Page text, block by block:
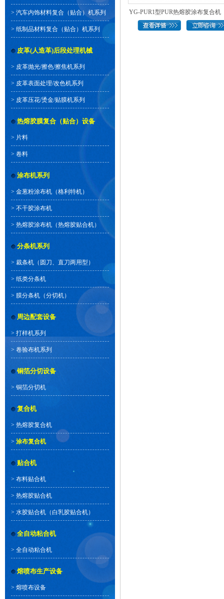
> 汽车内饰材料复合（贴合）机系列
> 纸制品材料复合（贴合）机系列
皮革(人造革)后段处理机械
> 皮革抛光/擦色/擦焦机系列
> 皮革表面处理/改色机系列
> 皮革压花/烫金/贴膜机系列
热熔胶膜复合（贴合）设备
> 片料
> 卷料
涂布机系列
> 金葱粉涂布机（格利特机）
> 不干胶涂布机
> 热熔胶涂布机（热熔胶贴合机）
分条机系列
> 裁条机（圆刀、直刀两用型）
> 纸类分条机
> 膜分条机（分切机）
周边配套设备
> 打样机系列
> 卷验布机系列
铜箔分切设备
> 铜箔分切机
复合机
> 热熔胶复合机
> 涂布复合机
贴合机
> 布料贴合机
> 热熔胶贴合机
> 水胶贴合机（白乳胶贴合机）
全自动粘合机
> 全自动粘合机
熔喷布生产设备
> 熔喷布设备
YG-PUR1型PUR热熔胶涂布复合机
控..